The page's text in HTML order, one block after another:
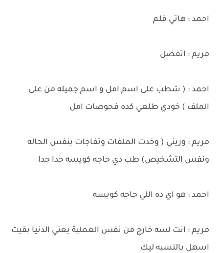
احمد : هاتي قلم
مريم : اتفضل
احمد : ( شطب على اسم امل و اسم جميله من على
الملف ) خودي طلعي كده فحوصات امل
مريم : وريني ( وخدت الملفات وتفاجات بنفس الحاله
ونفس التشخيص) طب دي حاجه كويسه جدا جدا
احمد : هو اي ده اللي حاجه كويسه
مريم : انت لسه خارج من نفس العملية يعني الدنيا بقيت
اسهل بالنسبه ليك